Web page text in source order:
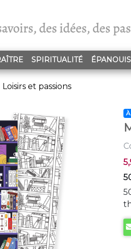
SPIRITUALITÉ
Loisirs et passions